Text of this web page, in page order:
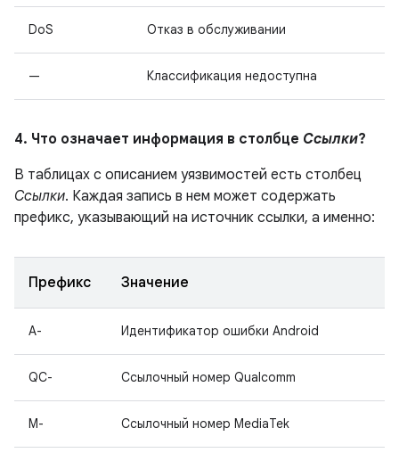
DoS Отказ в обслуживании
— Классификация недоступна
4. Что означает информация в столбце Ссылки?
В таблицах с описанием уязвимостей есть столбец
Ссылки. Каждая запись в нем может содержать
префикс, указывающий на источник ссылки, а именно:
Префикс Значение
A- Идентификатор ошибки Android
QC- Ссылочный номер Qualcomm
M- Ссылочный номер MediaTek